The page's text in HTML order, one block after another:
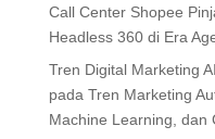
Call Center Shopee
Headless 360 di Era
Tren Digital Marketing
pada Tren Marketing
Machine Learning, dan